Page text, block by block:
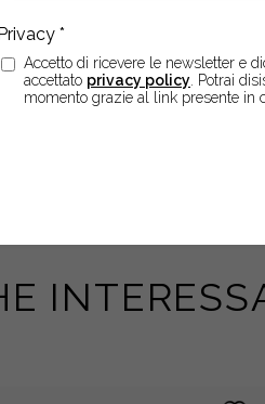
Accetto di ricevere le newsletter e
accettato privacy policy . Potrai
momento grazie al link presente in